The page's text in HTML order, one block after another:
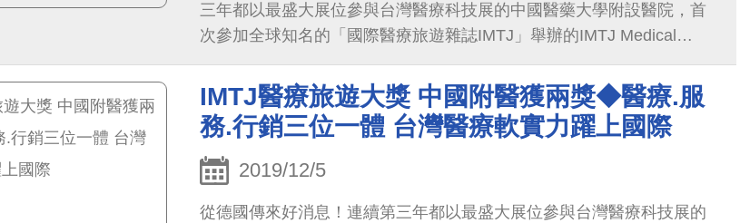
三年都以最盛大展位參與台灣醫療科技展的中國醫藥大學附設醫院，首
次參加全球知名的「國際醫療旅遊雜誌IMTJ」舉辦的IMTJ Medical
Travel Awards 2019，中國附醫一舉拿下「最佳行銷策略」、「國際病
人專科中心」兩項大獎
IMTJ醫療旅遊大獎 中國附醫獲兩獎◆醫療.服
務.行銷三位一體 台灣醫療軟實力躍上國際
2019/12/5
從德國傳來好消息！連續第三年都以最盛大展位參與台灣醫療科技展的